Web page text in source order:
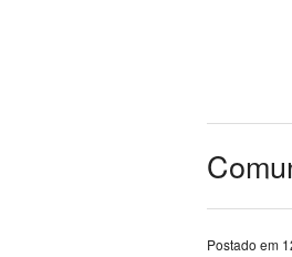
Postado em